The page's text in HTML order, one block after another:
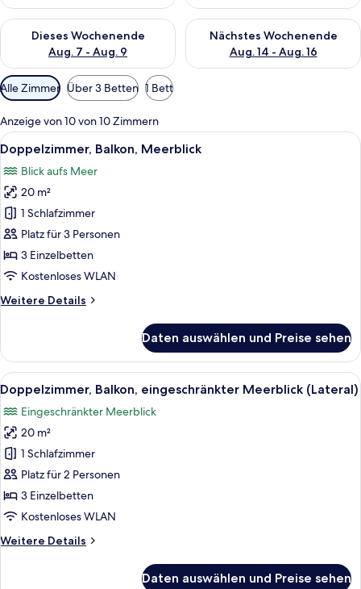
Dieses Wochenende
Aug. 7 - Aug. 9
Überprüfe die Verfügbarkeit für dieses Wochenende, Aug. 7
Nächstes Wochenende
Aug. 14 - Aug. 16
Überprüfe die Verfügbarkeit
Verfügbare
Filter
für
Zimmer
Alle Zimmer Über 3 Betten 1 Bett
Anzeige von 10 von 10 Zimmern
Alle
Fotos
für
Doppelzimmer,
Balkon,
Meerblick
anzeigen
Ein Hotelzimmer mit Bett,
5
Doppelzimmer, Balkon, Meerblick
Blick aufs Meer
20 m²
1 Schlafzimmer
Platz für 3 Personen
3 Einzelbetten
Kostenloses WLAN
Weitere Details
Weitere
Balkon,
Meerblick
Daten auswählen und Preise sehen
Alle
Fotos
für
Doppelzimmer,
Balkon,
eingeschränkter
Meerblick
(Lateral)
Doppelzimmer, Balkon,
4
Doppelzimmer, Balkon, eingeschränkter Meerblick (Lateral)
Eingeschränkter Meerblick
20 m²
1 Schlafzimmer
Platz für 2 Personen
3 Einzelbetten
Kostenloses WLAN
Weitere Details
Weitere
Daten auswählen und Preise sehen